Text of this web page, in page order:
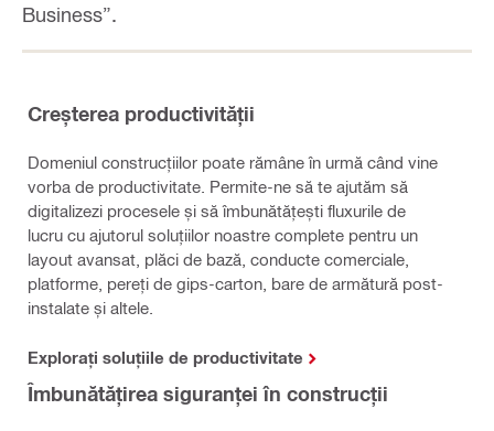
Business”.
Creșterea productivității
Domeniul construcțiilor poate rămâne în urmă când vine
vorba de productivitate. Permite-ne să te ajutăm să
digitalizezi procesele și să îmbunătățești fluxurile de
lucru cu ajutorul soluțiilor noastre complete pentru un
layout avansat, plăci de bază, conducte comerciale,
platforme, pereți de gips-carton, bare de armătură post-
instalate și altele.
Explorați soluțiile de productivitate
Îmbunătățirea siguranței în construcții